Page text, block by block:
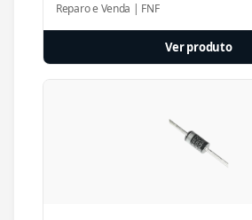
Reparo e Venda | FNF
Ver produto